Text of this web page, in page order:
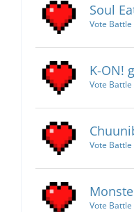
Soul
Vote Battle
K-ON!
Vote Battle
Vote Battle
Vote Battle